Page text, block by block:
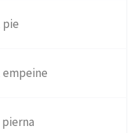
pie
empeine
pierna